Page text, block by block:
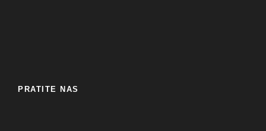
PRATITE NAS